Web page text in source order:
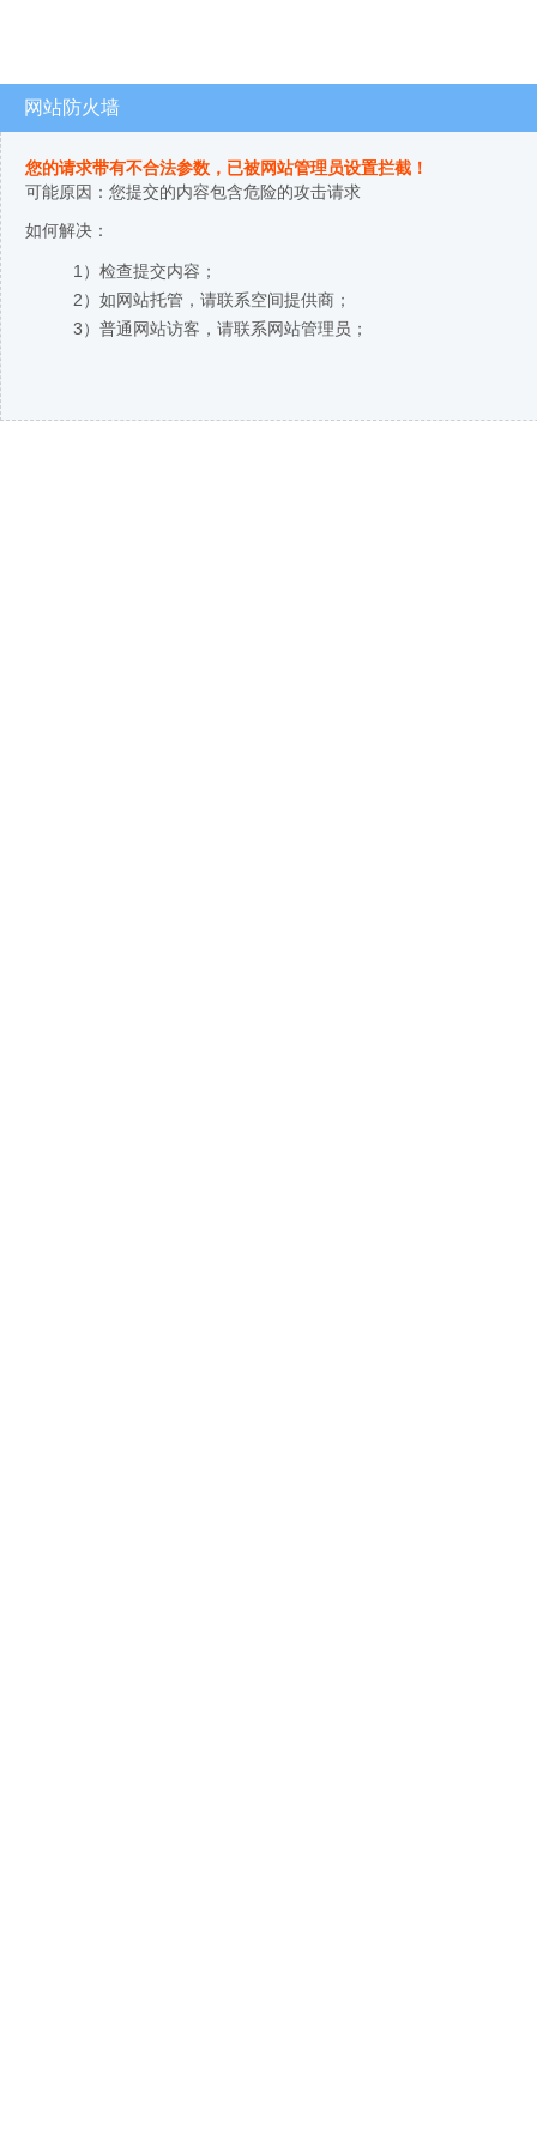
网站防火墙
您的请求带有不合法参数，已被网站管理员设置拦截！
可能原因：您提交的内容包含危险的攻击请求
如何解决：
1）检查提交内容；
2）如网站托管，请联系空间提供商；
3）普通网站访客，请联系网站管理员；